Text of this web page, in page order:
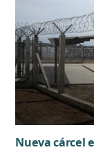
Nueva cárcel